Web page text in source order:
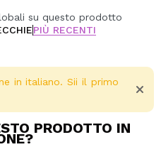
su questo prodotto
PIÙ RECENTI
in italiano. Sii il primo
PRODOTTO IN